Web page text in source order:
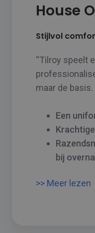
House
Stijlvol
“Tilroy speelt
maar de basis.
Een
bij
>> Meer lezen